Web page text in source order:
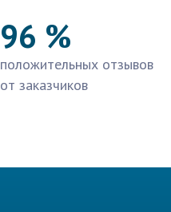
96 %
положительных отзывов
от заказчиков